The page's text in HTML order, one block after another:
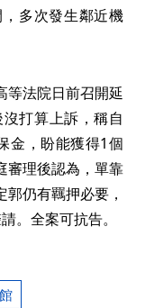
多次發生鄰近機
等法院日前召開延
打算上訴，稱自
金，盼能獲得1個
審理後認為，單靠
仍有羈押必要，
。全案可抗告。